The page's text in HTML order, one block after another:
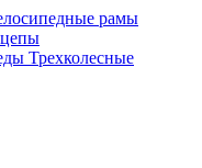
рамы
Трехколесные